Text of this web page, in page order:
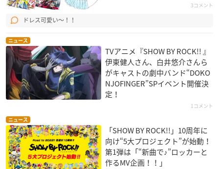
3コメント
ドレス可愛い〜！！
ニュース
TVアニメ『SHOW BY ROCK!! 』
伊東健人さん、白井悠介さんら
がキャストの劇中バンド“DOKO
NJOFINGER”SPイベント開催決
定！
1コメント
ニュース
「SHOW BY ROCK!!」10周年に
向け“5大プロジェクト”が始動！
第1弾は「“新曲で♪”ロッカーと
作るMV企画！！」